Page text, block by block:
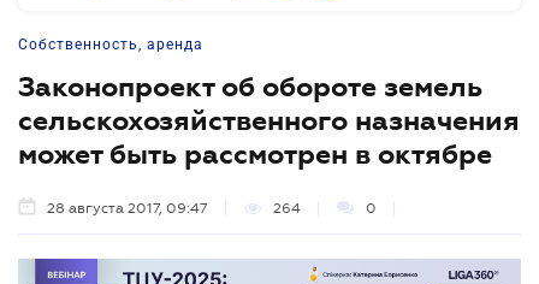
Собственность, аренда
Законопроект об обороте земель
сельскохозяйственного назначения
может быть рассмотрен в октябре
28 августа 2017, 09:47 264 0